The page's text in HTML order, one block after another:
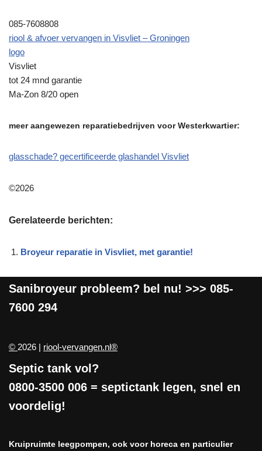
085-7608808
riool & afvoer vervangen in Visvliet – Groningen
logo
Visvliet
tot 24 mnd garantie
Ma-Zon 8/20 open
meer aangewezen reparatiebedrijven voor Westerkwartier:
glasschade? gecertificeerde glashandel Visvliet
©2026
Gerelateerde berichten:
Broyeur reparatie in Visvliet, met garantie!
Sanibroyeur probleem? bel nu! >>> 085-
7600 294
© 2026 | riool-vervangen.nl®
Septic tank vol?
0800-3500 006 = septictank legen, snel en
voordelig!
Kruipruimte leegpompen, ook voor horeca en particulier